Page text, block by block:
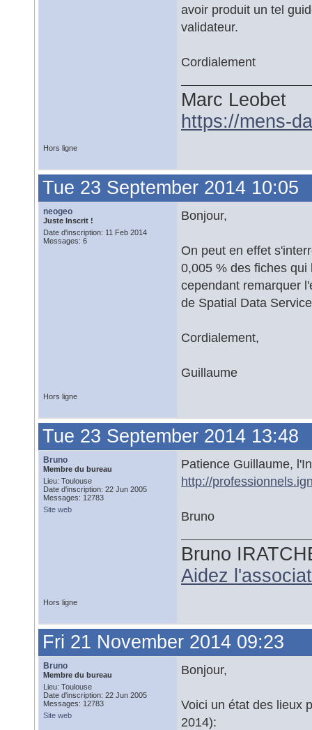
avoir produit un tel
validateur.
Cordialement
Marc Leobet
https://mens-
Hors ligne
Tue 23 September 2014 10:05
neogeo
Juste Inscrit !
Date d'inscription: 11 Feb 2014
Messages: 6
Bonjour,
On peut en effet
0,005 % des fiches
cependant remarquer
de Spatial Data
Cordialement,
Guillaume
Hors ligne
Tue 23 September 2014 13:48
Bruno
Membre du bureau
Lieu: Toulouse
Date d'inscription: 22 Jun 2005
Messages: 12783
Site web
Patience Guillaume,
http://
Bruno
Bruno
Aidez
Hors ligne
Fri 21 November 2014 09:23
Bruno
Membre du bureau
Lieu: Toulouse
Date d'inscription: 22 Jun 2005
Messages: 12783
Site web
Bonjour,
Voici un état des lieux
2014):